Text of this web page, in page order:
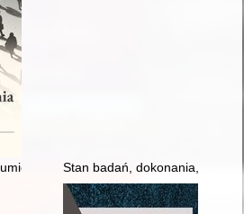
: relacje polsko-ukraińskie w XX i
Stan badań, dokonania,